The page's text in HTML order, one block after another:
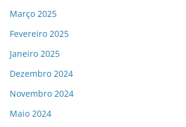
Março 2025
Fevereiro 2025
Janeiro 2025
Dezembro 2024
Novembro 2024
Maio 2024